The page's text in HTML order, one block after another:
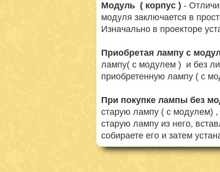
Модуль ( корпус ) -
модуля заключается в
Изначально в проекторе
Приобретая лампу с
лампу( с модулем ) и без
приобретенную лампу ( с
При покупке лампы без
старую лампу ( с модулем) ,
старую лампу из него,
собираете его и затем